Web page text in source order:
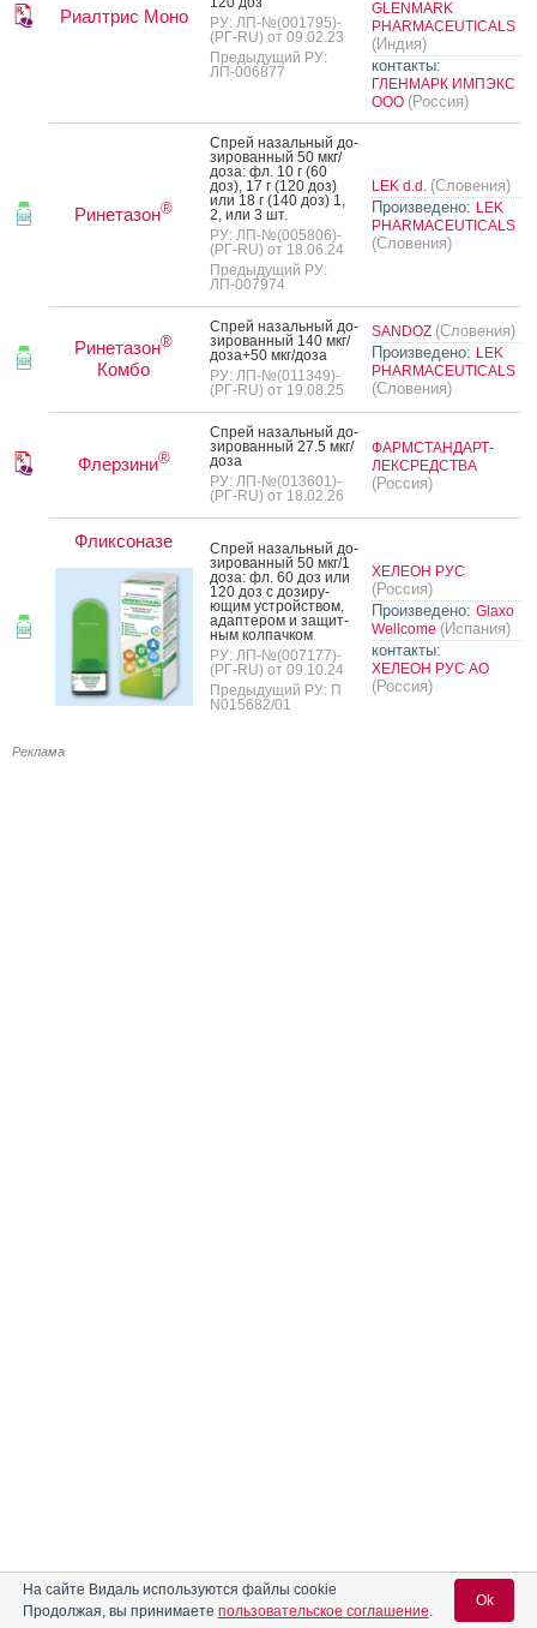
Риалтрис Моно
РУ: ЛП-№(001795)-
(РГ-RU) от 09.02.23
Предыдущий РУ:
ЛП-006877
GLENMARK
PHARMACEUTICALS
(Индия)
контакты:
ГЛЕНМАРК ИМПЭКС
ООО (Россия)
Ринетазон®
Спрей на­заль­ный до­
зиро­ван­ный 50 мкг/
до­за: фл. 10 г (60
доз), 17 г (120 доз)
или 18 г (140 доз) 1,
2, или 3 шт.
РУ: ЛП-№(005806)-
(РГ-RU) от 18.06.24
Предыдущий РУ:
ЛП-007974
LEK d.d. (Словения)
Произведено: LEK
PHARMACEUTICALS
(Словения)
Ринетазон®
Комбо
Спрей на­заль­ный до­
зиро­ван­ный 140 мкг/
до­за+50 мкг/до­за
РУ: ЛП-№(011349)-
(РГ-RU) от 19.08.25
SANDOZ (Словения)
Произведено: LEK
PHARMACEUTICALS
(Словения)
Флерзини®
Спрей на­заль­ный до­
зиро­ван­ный 27.5 мкг/
до­за
РУ: ЛП-№(013601)-
(РГ-RU) от 18.02.26
ФАРМСТАНДАРТ-
ЛЕКСРЕДСТВА
(Россия)
Фликсоназе
Спрей на­заль­ный до­
зиро­ван­ный 50 мкг/1
до­за: фл. 60 доз или
120 доз с до­зиру­
ющим ус­трой­ством,
адап­те­ром и за­щит­
ным кол­пачком
РУ: ЛП-№(007177)-
(РГ-RU) от 09.10.24
Предыдущий РУ: П
N015682/01
ХЕЛЕОН РУС
(Россия)
Произведено: Glaxo
Wellcome (Испания)
контакты:
ХЕЛЕОН РУС АО
(Россия)
Реклама
На сайте Видаль используются файлы cookie
Продолжая, вы принимаете пользовательское соглашение.
Ok